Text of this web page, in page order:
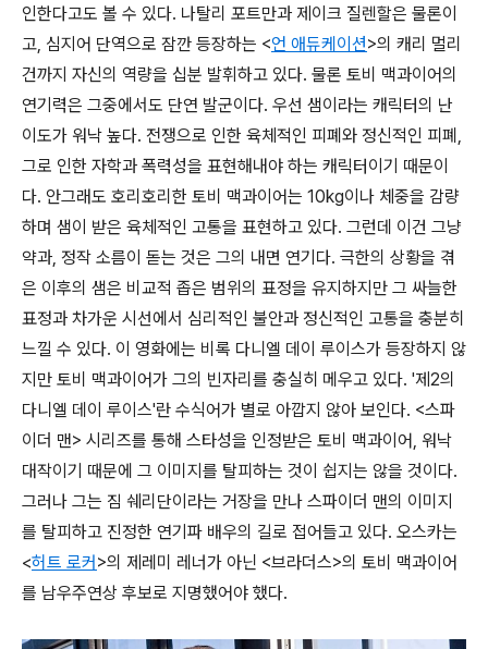
인한다고도 볼 수 있다. 나탈리 포트만과 제이크 질렌할은 물론이
고, 심지어 단역으로 잠깐 등장하는 <언 애듀케이션>의 캐리 멀리
건까지 자신의 역량을 십분 발휘하고 있다. 물론 토비 맥과이어의
연기력은 그중에서도 단연 발군이다. 우선 샘이라는 캐릭터의 난
이도가 워낙 높다. 전쟁으로 인한 육체적인 피폐와 정신적인 피폐,
그로 인한 자학과 폭력성을 표현해내야 하는 캐릭터이기 때문이
다. 안그래도 호리호리한 토비 맥과이어는 10kg이나 체중을 감량
하며 샘이 받은 육체적인 고통을 표현하고 있다. 그런데 이건 그냥
약과, 정작 소름이 돋는 것은 그의 내면 연기다. 극한의 상황을 겪
은 이후의 샘은 비교적 좁은 범위의 표정을 유지하지만 그 싸늘한
표정과 차가운 시선에서 심리적인 불안과 정신적인 고통을 충분히
느낄 수 있다. 이 영화에는 비록 다니엘 데이 루이스가 등장하지 않
지만 토비 맥과이어가 그의 빈자리를 충실히 메우고 있다. '제2의
다니엘 데이 루이스'란 수식어가 별로 아깝지 않아 보인다. <스파
이더 맨> 시리즈를 통해 스타성을 인정받은 토비 맥과이어, 워낙
대작이기 때문에 그 이미지를 탈피하는 것이 쉽지는 않을 것이다.
그러나 그는 짐 쉐리단이라는 거장을 만나 스파이더 맨의 이미지
를 탈피하고 진정한 연기파 배우의 길로 접어들고 있다. 오스카는
<허트 로커 >의 제레미 레너가 아닌 <브라더스>의 토비 맥과이어
를 남우주연상 후보로 지명했어야 했다.